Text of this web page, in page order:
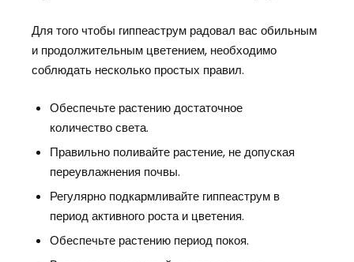
Для того чтобы гиппеаструм радовал вас обильным
и продолжительным цветением, необходимо
соблюдать несколько простых правил.
Обеспечьте растению достаточное
количество света.
Правильно поливайте растение, не допуская
переувлажнения почвы.
Регулярно подкармливайте гиппеаструм в
период активного роста и цветения.
Обеспечьте растению период покоя.